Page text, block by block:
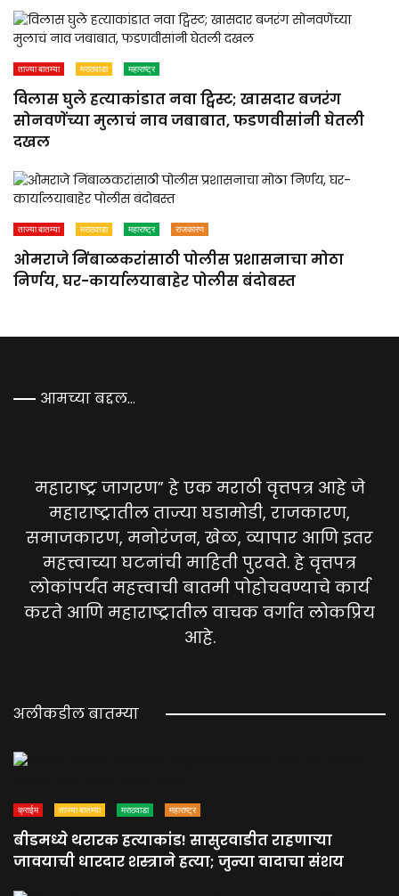
ताज्या बातम्या मराठवाडा महाराष्ट्र
विलास घुले हत्याकांडात नवा ट्विस्ट; खासदार बजरंग
सोनवणेंच्या मुलाचं नाव जबाबात, फडणवीसांनी घेतली
दखल
ताज्या बातम्या मराठवाडा महाराष्ट्र राजकारण
ओमराजे निंबाळकरांसाठी पोलीस प्रशासनाचा मोठा
निर्णय, घर-कार्यालयाबाहेर पोलीस बंदोबस्त
आमच्या बद्दल…
महाराष्ट्र जागरण” हे एक मराठी वृत्तपत्र आहे जे
महाराष्ट्रातील ताज्या घडामोडी, राजकारण,
समाजकारण, मनोरंजन, खेळ, व्यापार आणि इतर
महत्त्वाच्या घटनांची माहिती पुरवते. हे वृत्तपत्र
लोकांपर्यंत महत्त्वाची बातमी पोहोचवण्याचे कार्य
करते आणि महाराष्ट्रातील वाचक वर्गात लोकप्रिय
आहे.
अलीकडील बातम्या
क्राईम ताज्या बातम्या मराठवाडा महाराष्ट्र
बीडमध्ये थरारक हत्याकांड! सासुरवाडीत राहणाऱ्या
जावयाची धारदार शस्त्राने हत्या; जुन्या वादाचा संशय